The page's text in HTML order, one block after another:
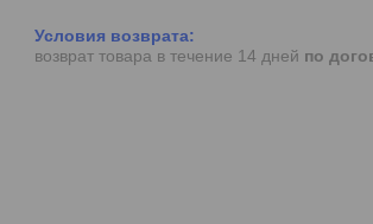
возврат товара в течение 14 дней по